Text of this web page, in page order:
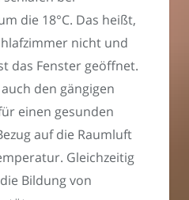
die 18°C. Das heißt,
nicht und
das Fenster geöffnet.
den gängigen
einen gesunden
auf die Raumluft
Gleichzeitig
Bildung von